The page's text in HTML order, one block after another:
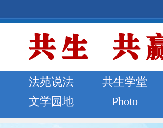
法苑说法 共生学堂
文学园地 Photo